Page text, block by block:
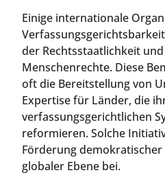
Einige internationale
der Rechtsstaatlichkeit
Menschenrechte. Diese
oft die Bereitstellung von
Expertise für Länder, die
verfassungsgerichtlichen
reformieren. Solche
Förderung
globaler Ebene bei.